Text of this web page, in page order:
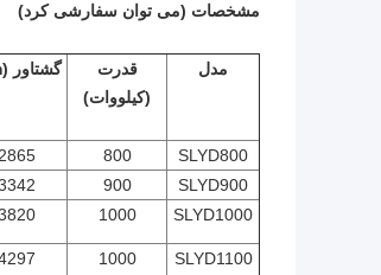
مشخصات (می توان سفارشی کرد)
مدل
قدرت
(کیلووات)
گشتاور (Nm)
SLYD800
800
SLYD900
900
SLYD1000
1000
SLYD1100
1000